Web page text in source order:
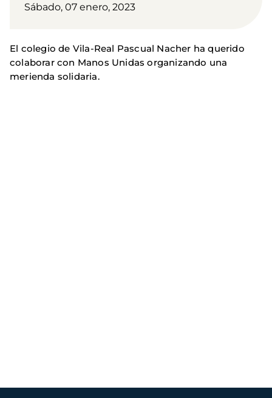
Sábado, 07 enero, 2023
El colegio de Vila-Real Pascual Nacher ha querido
colaborar con Manos Unidas organizando una
merienda solidaria.